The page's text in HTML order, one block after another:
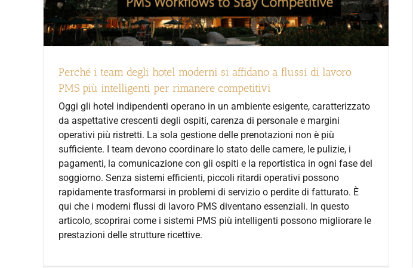
Perché i team degli hotel moderni si affidano a flussi di lavoro
PMS più intelligenti per rimanere competitivi
Oggi gli hotel indipendenti operano in un ambiente esigente, caratterizzato
da aspettative crescenti degli ospiti, carenza di personale e margini
operativi più ristretti. La sola gestione delle prenotazioni non è più
sufficiente. I team devono coordinare lo stato delle camere, le pulizie, i
pagamenti, la comunicazione con gli ospiti e la reportistica in ogni fase del
soggiorno. Senza sistemi efficienti, piccoli ritardi operativi possono
rapidamente trasformarsi in problemi di servizio o perdite di fatturato. È
qui che i moderni flussi di lavoro PMS diventano essenziali. In questo
articolo, scoprirai come i sistemi PMS più intelligenti possono migliorare le
prestazioni delle strutture ricettive.